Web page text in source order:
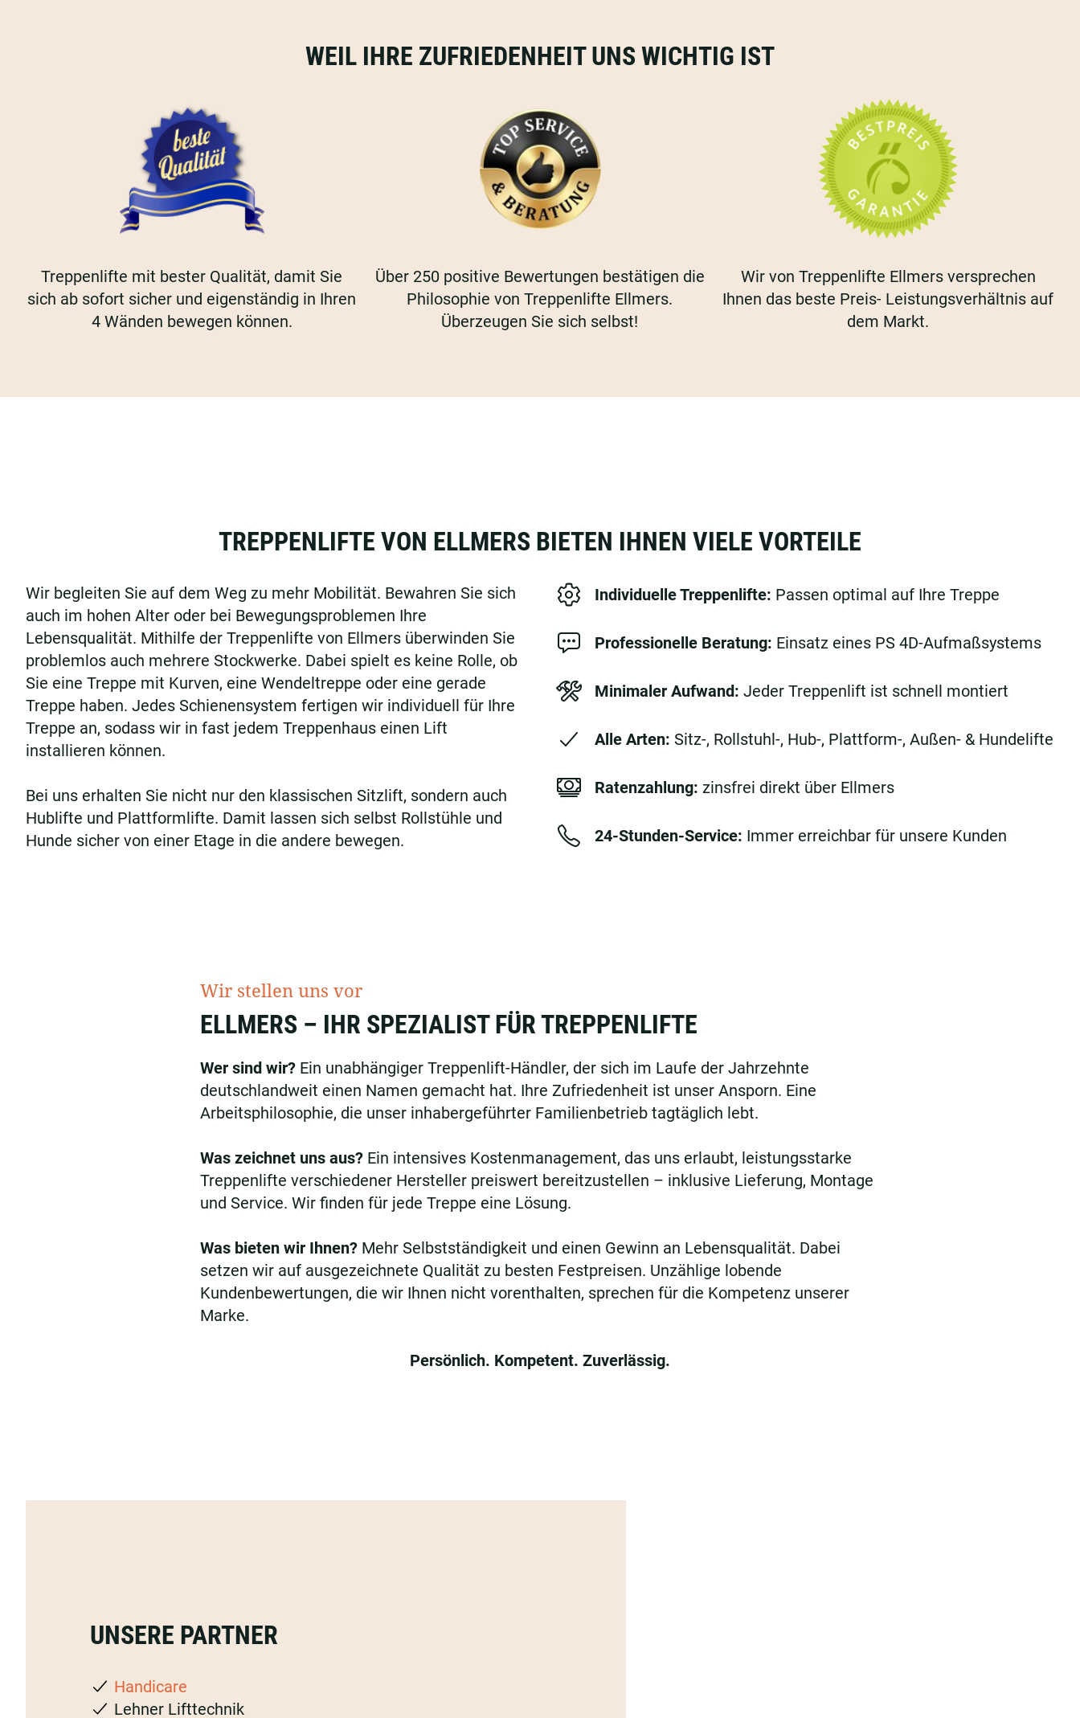
WEIL IHRE ZUFRIEDENHEIT UNS WICHTIG IST
Treppenlifte mit bester Qualität, damit Sie
sich ab sofort sicher und eigenständig in Ihren
4 Wänden bewegen können.
Über 250 positive Bewertungen bestätigen die
Philosophie von Treppenlifte Ellmers.
Überzeugen Sie sich selbst!
Wir von Treppenlifte Ellmers versprechen
Ihnen das beste Preis- Leistungsverhältnis auf
dem Markt.
TREPPENLIFTE VON ELLMERS BIETEN IHNEN VIELE VORTEILE
Wir begleiten Sie auf dem Weg zu mehr Mobilität. Bewahren Sie sich
auch im hohen Alter oder bei Bewegungsproblemen Ihre
Lebensqualität. Mithilfe der Treppenlifte von Ellmers überwinden Sie
problemlos auch mehrere Stockwerke. Dabei spielt es keine Rolle, ob
Sie eine Treppe mit Kurven, eine Wendeltreppe oder eine gerade
Treppe haben. Jedes Schienensystem fertigen wir individuell für Ihre
Treppe an, sodass wir in fast jedem Treppenhaus einen Lift
installieren können.
Bei uns erhalten Sie nicht nur den klassischen Sitzlift, sondern auch
Hublifte und Plattformlifte. Damit lassen sich selbst Rollstühle und
Hunde sicher von einer Etage in die andere bewegen.
Individuelle Treppenlifte: Passen optimal auf Ihre Treppe
Professionelle Beratung: Einsatz eines PS 4D-Aufmaßsystems
Minimaler Aufwand: Jeder Treppenlift ist schnell montiert
Alle Arten: Sitz-, Rollstuhl-, Hub-, Plattform-, Außen- & Hundelifte
Ratenzahlung: zinsfrei direkt über Ellmers
24-Stunden-Service: Immer erreichbar für unsere Kunden
Wir stellen uns vor
ELLMERS – IHR SPEZIALIST FÜR TREPPENLIFTE
Wer sind wir? Ein unabhängiger Treppenlift-Händler, der sich im Laufe der Jahrzehnte
deutschlandweit einen Namen gemacht hat. Ihre Zufriedenheit ist unser Ansporn. Eine
Arbeitsphilosophie, die unser inhabergeführter Familienbetrieb tagtäglich lebt.
Was zeichnet uns aus? Ein intensives Kostenmanagement, das uns erlaubt, leistungsstarke
Treppenlifte verschiedener Hersteller preiswert bereitzustellen – inklusive Lieferung, Montage
und Service. Wir finden für jede Treppe eine Lösung.
Was bieten wir Ihnen? Mehr Selbstständigkeit und einen Gewinn an Lebensqualität. Dabei
setzen wir auf ausgezeichnete Qualität zu besten Festpreisen. Unzählige lobende
Kundenbewertungen, die wir Ihnen nicht vorenthalten, sprechen für die Kompetenz unserer
Marke.
Persönlich. Kompetent. Zuverlässig.
UNSERE PARTNER
Handicare
Lehner Lifttechnik